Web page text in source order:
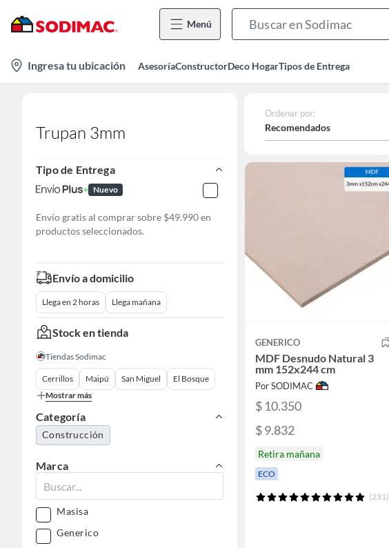
Menú
location-
icon
Ingresa tu ubicación AsesoríaConstructorDeco HogarTipos de Entrega
Trupan 3mm
Tipo de Entrega
Nuevo
Envío gratis al comprar sobre $49.990 en
productos seleccionados.
Envío a domicilio
Llega en 2 horas Llega mañana
Stock en tienda
Tiendas Sodimac
Cerrillos Maipú San Miguel
El Bosque
Mostrar más
Categoría
Construcción
Marca
Masisa
Generico
Ordenar por:
Recomendados
GENERICO
MDF Desnudo Natural 3
mm 152x244 cm
Por SODIMAC
$ 10.350
$ 9.832
Retira mañana
ECO
(231)